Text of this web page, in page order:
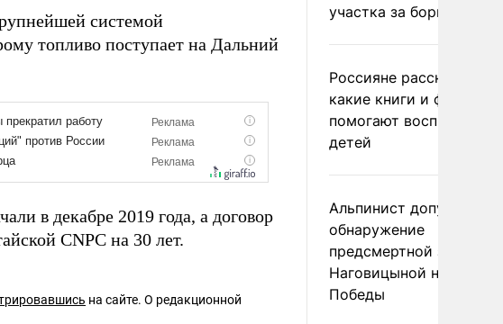
системой
топливо поступает на Дальний
в декабре 2019 года, а договор
CNPC на 30 лет.
на сайте. О редакционной
участка за борщевик
Россияне рассказали,
какие книги и фильмы
помогают воспитывать
детей
Альпинист допустил
обнаружение
предсмертной записки
Наговицыной на пике
Победы